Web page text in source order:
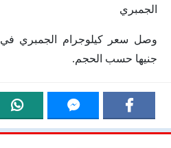
الجمبري
جنيها حسب الحجم.